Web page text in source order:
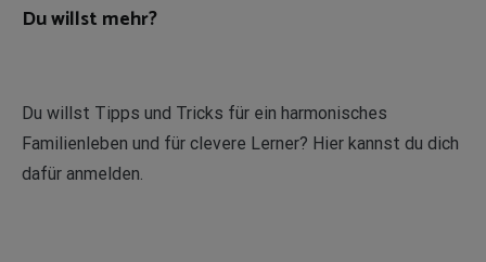
Du willst mehr?
Du willst Tipps und Tricks für ein harmonisches
Familienleben und für clevere Lerner? Hier kannst du dich
dafür anmelden.